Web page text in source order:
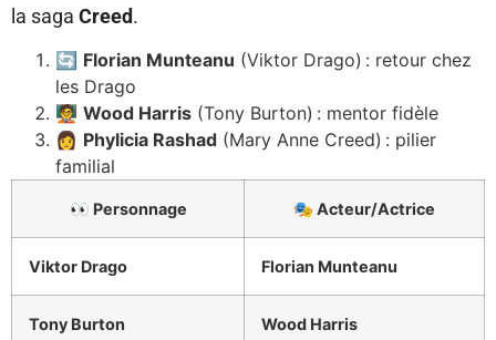
la saga Creed.
🔄 Florian Munteanu (Viktor Drago) : retour chez
les Drago
🧑‍🏫 Wood Harris (Tony Burton) : mentor fidèle
👩 Phylicia Rashad (Mary Anne Creed) : pilier
familial
👀 Personnage 🎭 Acteur/Actrice
Viktor Drago Florian Munteanu
Tony Burton Wood Harris